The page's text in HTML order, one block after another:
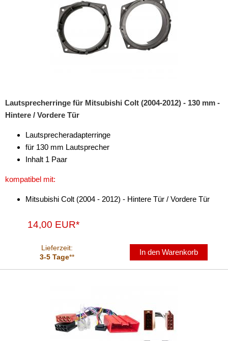
Lautsprecherringe für Mitsubishi Colt (2004-2012) - 130 mm -
Hintere / Vordere Tür
Lautsprecheradapterringe
für 130 mm Lautsprecher
Inhalt 1 Paar
kompatibel mit:
Mitsubishi Colt (2004 - 2012) - Hintere Tür / Vordere Tür
14,00 EUR*
Lieferzeit:
3-5 Tage**
In den Warenkorb